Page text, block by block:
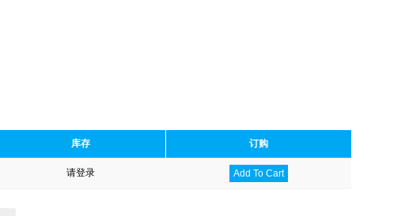
库存 订购
请登录 Add To Cart